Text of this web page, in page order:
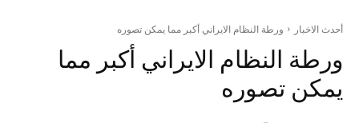
أحدث الاخبار ورطة النظام الايراني أکبر مما يمکن تصوره
ورطة النظام الايراني أکبر مما
يمکن تصوره